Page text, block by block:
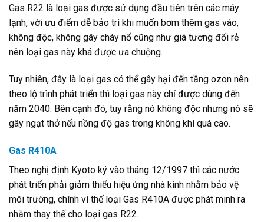
Gas R22 là loại gas được sử dụng đầu tiên trên các máy
lạnh, với ưu điểm dễ bảo trì khi muốn bơm thêm gas vào,
không độc, không gây cháy nổ cũng như giá tương đối rẻ
nên loại gas này khá được ưa chuộng.
Tuy nhiên, đây là loại gas có thể gây hại đến tầng ozon nên
theo lộ trình phát triển thì loại gas này chỉ được dùng đến
năm 2040. Bên cạnh đó, tuy rằng nó không độc nhưng nó sẽ
gây ngạt thở nếu nồng độ gas trong không khí quá cao.
Gas R410A
Theo nghị định Kyoto ký vào tháng 12/1997 thì các nước
phát triển phải giảm thiểu hiệu ứng nhà kính nhằm bảo vệ
môi trường, chính vì thế loại Gas R410A được phát minh ra
nhằm thay thế cho loại gas R22.